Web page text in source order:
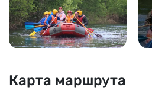
Карта маршрута